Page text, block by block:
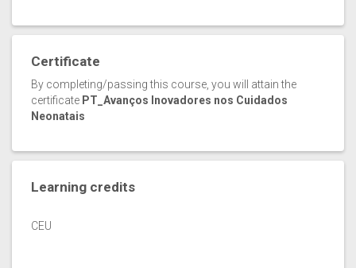
Certificate
By completing/passing this course, you will attain the
certificate PT_Avanços Inovadores nos Cuidados
Neonatais
Learning credits
CEU